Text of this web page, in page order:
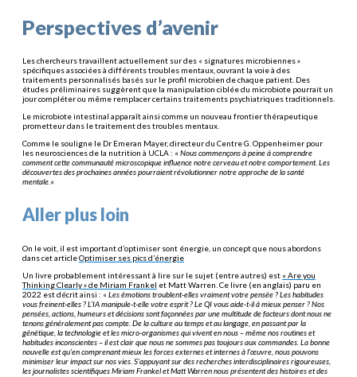
Perspectives d’avenir
Les chercheurs travaillent actuellement sur des « signatures microbiennes »
spécifiques associées à différents troubles mentaux, ouvrant la voie à des
traitements personnalisés basés sur le profil microbien de chaque patient. Des
études préliminaires suggèrent que la manipulation ciblée du microbiote pourrait un
jour compléter ou même remplacer certains traitements psychiatriques traditionnels.
Le microbiote intestinal apparaît ainsi comme un nouveau frontier thérapeutique
prometteur dans le traitement des troubles mentaux.
Comme le souligne le Dr Emeran Mayer, directeur du Centre G. Oppenheimer pour
les neurosciences de la nutrition à UCLA : « Nous commençons à peine à comprendre
comment cette communauté microscopique influence notre cerveau et notre comportement. Les
découvertes des prochaines années pourraient révolutionner notre approche de la santé
mentale. «
Aller plus loin
On le voit, il est important d’optimiser sont énergie, un concept que nous abordons
dans cet articleOptimiser ses pics d’énergie
Un livre probablement intéressant à lire sur le sujet (entre autres) est « Are you
Thinking Clearly » de Miriam Frankel et Matt Warren. Ce livre (en anglais) paru en
2022 est décrit ainsi : « Les émotions troublent-elles vraiment votre pensée ? Les habitudes
vous freinent-elles ? L’IA manipule-t-elle votre esprit ? Le QI vous aide-t-il à mieux penser ? Nos
pensées, actions, humeurs et décisions sont façonnées par une multitude de facteurs dont nous ne
tenons généralement pas compte. De la culture au temps et au langage, en passant par la
génétique, la technologie et les micro-organismes qui vivent en nous – même nos routines et
habitudes inconscientes – il est clair que nous ne sommes pas toujours aux commandes. La bonne
nouvelle est qu’en comprenant mieux les forces externes et internes à l’œuvre, nous pouvons
minimiser leur impact sur nos vies. S’appuyant sur des recherches interdisciplinaires rigoureuses,
les journalistes scientifiques Miriam Frankel et Matt Warren nous présentent des histoires et des